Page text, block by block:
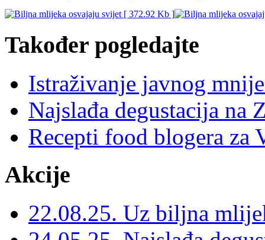
Također pogledajte
Istraživanje javnog
Najslađa degustacija na
Recepti food blogera za
Akcije
22.08.25. Uz biljna